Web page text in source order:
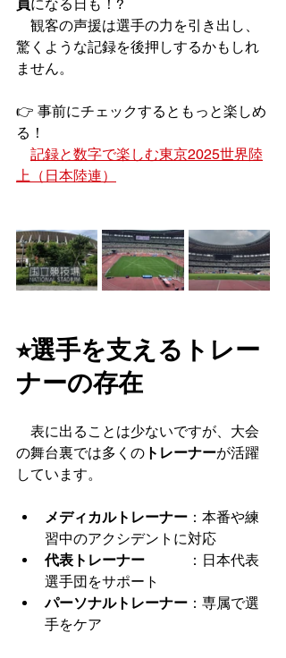
員になる日も！?
観客の声援は選手の力を引き出し、
驚くような記録を後押しするかもしれ
ません。
👉 事前にチェックするともっと楽しめ
る！
記録と数字で楽しむ東京2025世界陸
上（ 日本陸連）
⭐︎選手を支えるトレー
ナーの存在
表に出ることは少ないですが、大会
の舞台裏では多くの トレーナーが活躍
しています。
メディカルトレーナー ：本番や練
習中のアクシデントに対応
代表トレーナー
：日本代表
選手団をサポート
パーソナルトレーナー ：専属で選
手をケア